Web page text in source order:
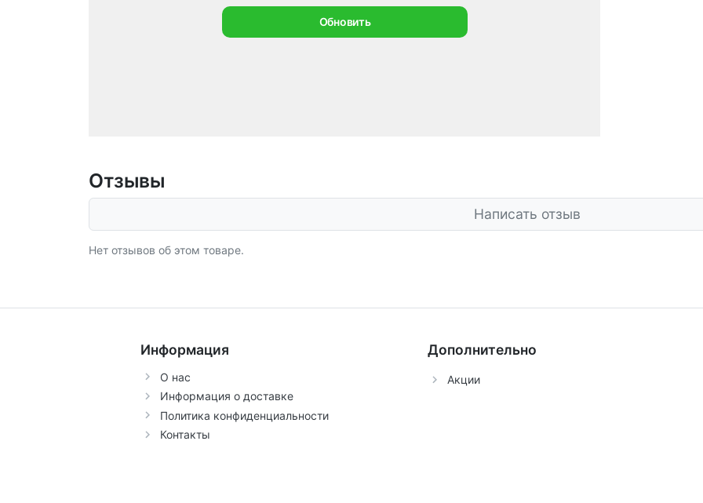
Отзывы
Написать отзыв
Нет отзывов об этом товаре.
Информация
О нас
Информация о доставке
Политика конфиденциальности
Контакты
Дополнительно
Акции